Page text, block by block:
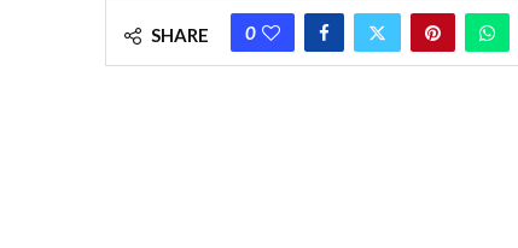
SHARE 0